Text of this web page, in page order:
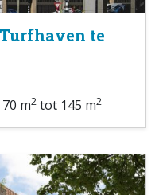
te
70 m2 tot 145 m2